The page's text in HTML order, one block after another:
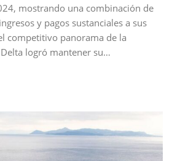
mostrando una combinación de
y pagos sustanciales a sus
competitivo panorama de la
logró mantener su…